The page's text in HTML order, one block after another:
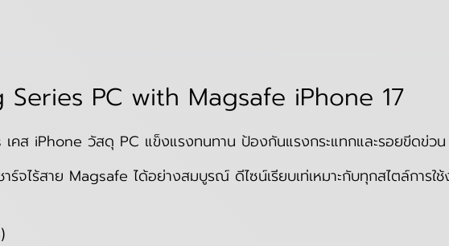
Series PC with Magsafe iPhone 17
คส iPhone วัสดุ PC แข็งแรงทนทาน ป้องกันแรงกระแทกและรอยขีดข่
ร์จไร้สาย Magsafe ได้อย่างสมบูรณ์ ดีไซน์เรียบเท่เหมาะกับทุกสไตล์การใช้